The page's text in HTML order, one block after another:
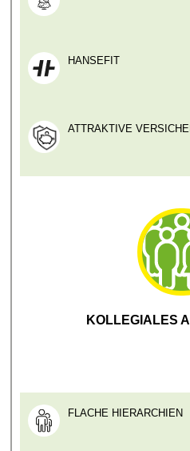
HANSEFIT
ATTRAKTIVE
KOLLEGIALES
FLACHE HIERARCHIEN